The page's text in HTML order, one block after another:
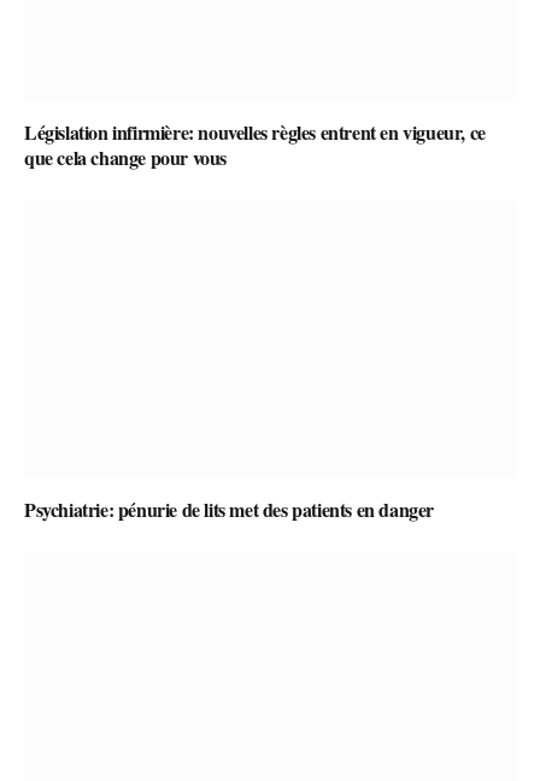
Législation infirmière: nouvelles règles entrent en vigueur, ce
que cela change pour vous
Psychiatrie: pénurie de lits met des patients en danger